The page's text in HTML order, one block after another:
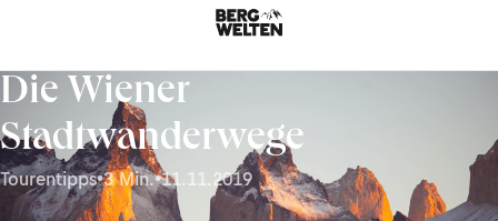
Die Wiener
Stadtwanderwege
Tourentipps•3 Min.•11.11.2019